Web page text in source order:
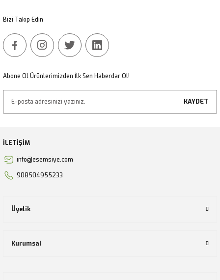
Bizi Takip Edin
Abone Ol Ürünlerimizden İlk Sen Haberdar Ol!
KAYDET
İLETİŞİM
info@esemsiye.com
908504955233
Üyelik
Kurumsal